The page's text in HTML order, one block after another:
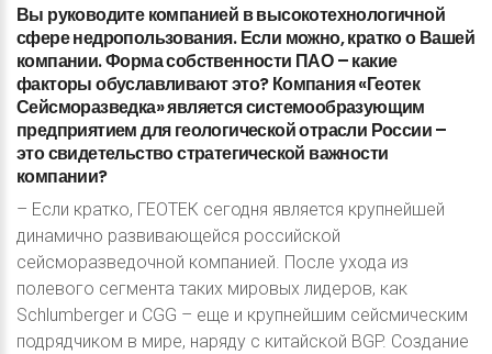
Вы руководите компанией ввысокотехнологичной
сференедропользования. Если можно,краткооВашей
компании.Формасобственности ПАО –какие
факторыобуславливаютэто?Компания«Геотек
Сейсморазведка»являетсясистемообразующим
предприятиемдлягеологическойотрасли России–
этосвидетельствостратегической важности
компании?
– Если кратко, ГЕОТЕК сегодня является крупнейшей
динамично развивающейся российской
сейсморазведочной компанией. После ухода из
полевого сегмента таких мировых лидеров, как
Schlumberger и CGG – еще и крупнейшим сейсмическим
подрядчиком в мире, наряду с китайской BGP. Создание